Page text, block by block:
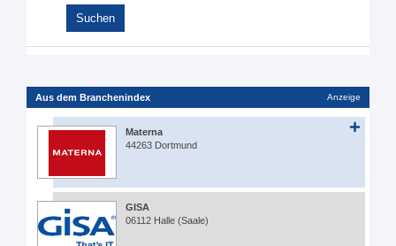
Aus dem Branchenindex Anzeige
Materna
44263 Dortmund
GISA
06112 Halle (Saale)